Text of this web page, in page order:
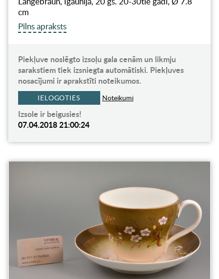
cm
Pilns apraksts
Piekļuve noslēgto izsoļu gala cenām un likmju
sarakstiem tiek izsniegta automātiski. Piekļuves
nosacījumi ir aprakstīti noteikumos.
IELOGOTIES Noteikumi
Izsole ir beigusies!
07.04.2018 21:00:24